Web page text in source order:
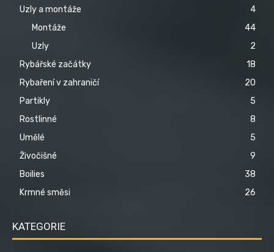
Uzly a montáže
4
Montáže
44
Uzly
2
Rybářské začátky
18
Rybaření v zahraničí
20
Partikly
5
Rostlinné
8
Umělé
5
Živočišné
9
Boilies
38
Krmné směsi
26
KATEGORIE